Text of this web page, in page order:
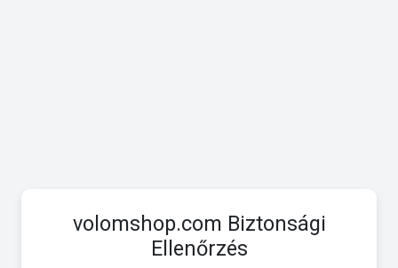
volomshop.com Biztonsági
Ellenőrzés